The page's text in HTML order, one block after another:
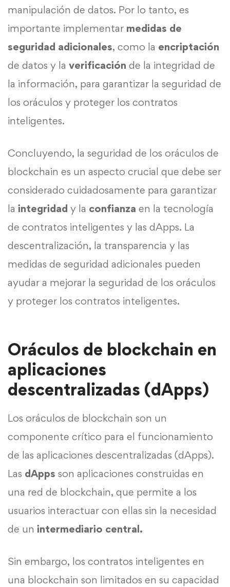
manipulación de datos. Por lo tanto, es
importante implementar medidas de
seguridad adicionales, como la encriptación
de datos y la verificación de la integridad de
la información, para garantizar la seguridad de
los oráculos y proteger los contratos
inteligentes.
Concluyendo, la seguridad de los oráculos de
blockchain es un aspecto crucial que debe ser
considerado cuidadosamente para garantizar
la integridad y la confianza en la tecnología
de contratos inteligentes y las dApps. La
descentralización, la transparencia y las
medidas de seguridad adicionales pueden
ayudar a mejorar la seguridad de los oráculos
y proteger los contratos inteligentes.
Oráculos de blockchain en
aplicaciones
descentralizadas (dApps)
Los oráculos de blockchain son un
componente crítico para el funcionamiento
de las aplicaciones descentralizadas (dApps).
Las dApps son aplicaciones construidas en
una red de blockchain, que permite a los
usuarios interactuar con ellas sin la necesidad
de un intermediario central.
Sin embargo, los contratos inteligentes en
una blockchain son limitados en su capacidad